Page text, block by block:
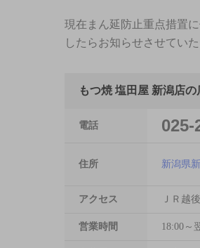
現在まん延防止重点措置
したらお知らせさせていた
もつ焼 塩田屋 新潟店の
電話 025-
住所 新潟県
アクセス ＪＲ越
営業時間 18:00～